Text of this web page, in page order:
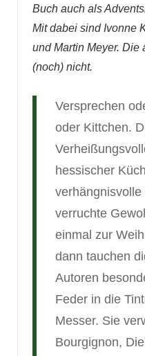
Buch auch als
Mit dabei sind Ivonne
und Martin Meyer. Die
(noch) nicht.
Versprechen
oder Kittchen.
hessischer
verruchte
einmal zur
dann tauchen
Autoren
Feder in die
Messer. Sie
Bourgignon,